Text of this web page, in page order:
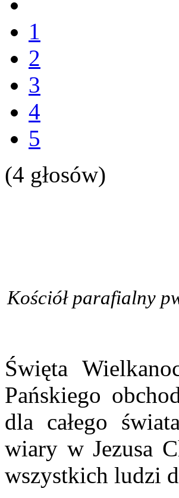
1
2
3
4
5
(4 głosów)
Kościół parafialny
Święta
Pańskiego
dla całego
wiary w Jezusa
wszystkich ludzi